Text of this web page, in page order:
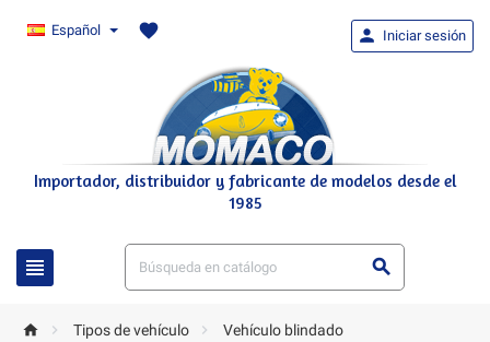
Español favorite
Importador, distribuidor y fabricante de modelos desde el
1985
 
 Iniciar sesión
  Tipos de vehículo  Vehículo blindado